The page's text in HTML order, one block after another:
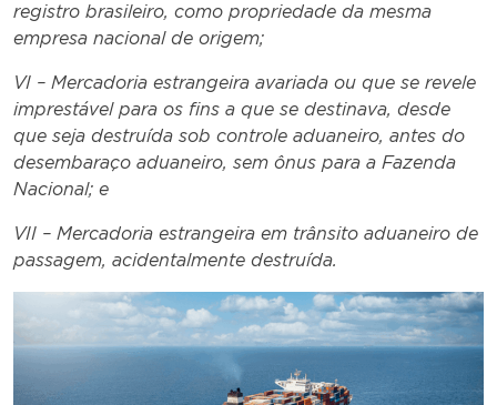
registro brasileiro, como propriedade da mesma
empresa nacional de origem;
VI – Mercadoria estrangeira avariada ou que se revele
imprestável para os fins a que se destinava, desde
que seja destruída sob controle aduaneiro, antes do
desembaraço aduaneiro, sem ônus para a Fazenda
Nacional; e
VII – Mercadoria estrangeira em trânsito aduaneiro de
passagem, acidentalmente destruída.